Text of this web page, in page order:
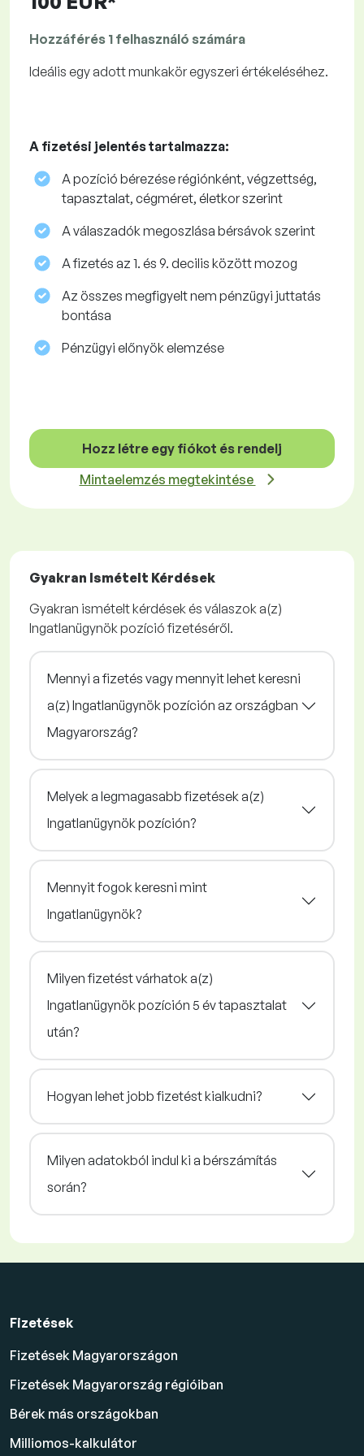
Hozzáférés 1 felhasználó számára
Ideális egy adott munkakör egyszeri értékeléséhez.
A fizetési jelentés tartalmazza:
A pozíció bérezése régiónként, végzettség,
tapasztalat, cégméret, életkor szerint
A válaszadók megoszlása ​​bérsávok szerint
A fizetés az 1. és 9. decilis között mozog
Az összes megfigyelt nem pénzügyi juttatás
bontása
Pénzügyi előnyök elemzése
Hozz létre egy fiókot és rendelj
Mintaelemzés megtekintése
Gyakran Ismételt Kérdések
Gyakran ismételt kérdések és válaszok a(z)
Ingatlanügynök pozíció fizetéséről.
Mennyi a fizetés vagy mennyit lehet keresni
a(z) Ingatlanügynök pozíción az országban
Magyarország?
Melyek a legmagasabb fizetések a(z)
Ingatlanügynök pozíción?
Mennyit fogok keresni mint
Ingatlanügynök?
Milyen fizetést várhatok a(z)
Ingatlanügynök pozíción 5 év tapasztalat
után?
Hogyan lehet jobb fizetést kialkudni?
Milyen adatokból indul ki a bérszámítás
során?
Fizetések
Fizetések Magyarországon
Fizetések Magyarország régióiban
Bérek más országokban
Milliomos-kalkulátor